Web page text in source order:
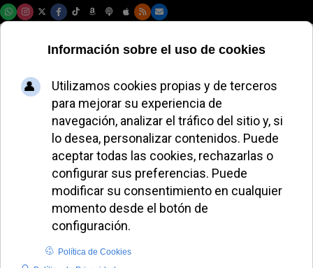
El Papa León XIV
celebra su
cumpleaños en la
basílica de San
Pablo